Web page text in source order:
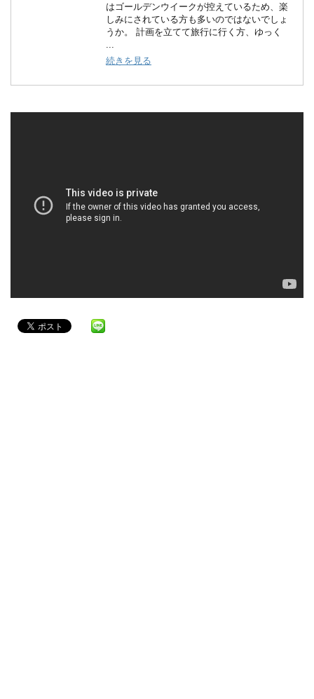
はゴールデンウイークが控えているため、楽
しみにされている方も多いのではないでしょ
うか。 計画を立てて旅行に行く方、ゆっく
続きを見る